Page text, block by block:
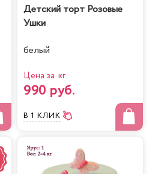
Детский торт Розовые
Ушки
белый
Цена за кг
990 руб.
В 1 КЛИК